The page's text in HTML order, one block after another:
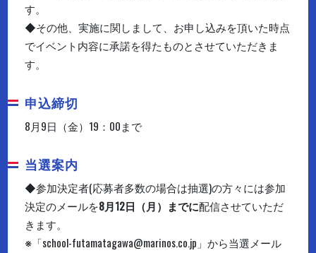
す。
◆その他、実施に関しまして、お申し込みを頂いた時点
でイベント内容に承諾を得たものとさせていただきま
す。
申込締切
8月9日（金）19：00まで
当選案内
◆参加決定者(応募者多数の場合は抽選)の方々には参加
決定のメールを8月12日（月）までに配信させていただ
きます。
※「school-futamatagawa@marinos.co.jp」から当選メール